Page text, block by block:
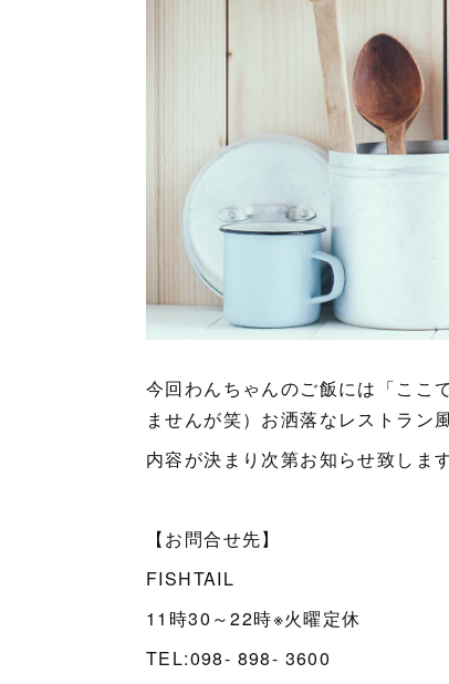
今回わんちゃんのご飯には「ここ
ませんが笑）お洒落なレストラン
内容が決まり次第お知らせ致しま
【お問合せ先】
FISHTAIL
11時30～22時※火曜定休
TEL:098- 898- 3600